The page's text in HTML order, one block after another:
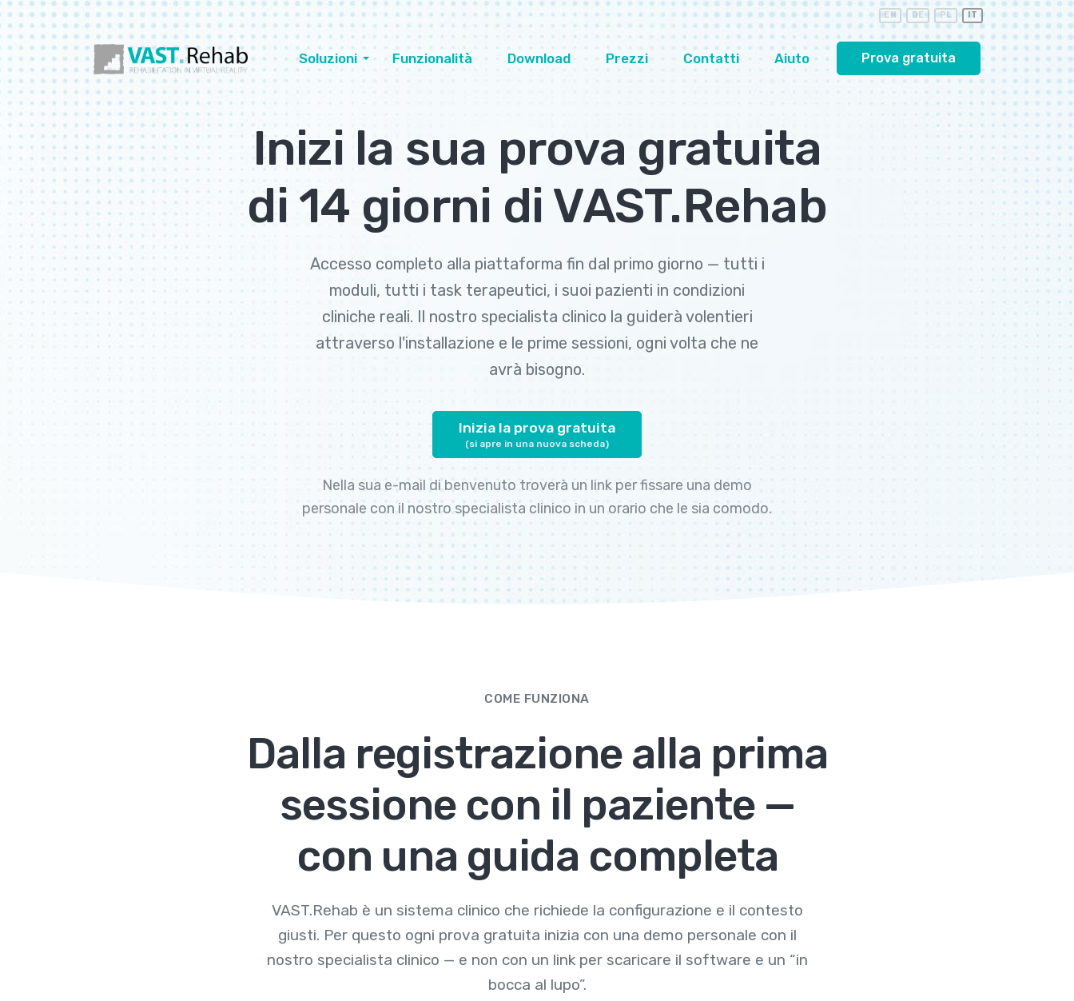
EN DE PL IT
Soluzioni Funzionalità Download Prezzi Contatti Aiuto Prova gratuita
Inizi la sua prova gratuita
di 14 giorni di VAST.Rehab
Accesso completo alla piattaforma fin dal primo giorno — tutti i
moduli, tutti i task terapeutici, i suoi pazienti in condizioni
cliniche reali. Il nostro specialista clinico la guiderà volentieri
attraverso l'installazione e le prime sessioni, ogni volta che ne
avrà bisogno.
Inizia la prova gratuita
(si apre in una nuova scheda)
Nella sua e-mail di benvenuto troverà un link per fissare una demo
personale con il nostro specialista clinico in un orario che le sia comodo.
COME FUNZIONA
Dalla registrazione alla prima
sessione con il paziente —
con una guida completa
VAST.Rehab è un sistema clinico che richiede la configurazione e il contesto
giusti. Per questo ogni prova gratuita inizia con una demo personale con il
nostro specialista clinico — e non con un link per scaricare il software e un “in
bocca al lupo”.